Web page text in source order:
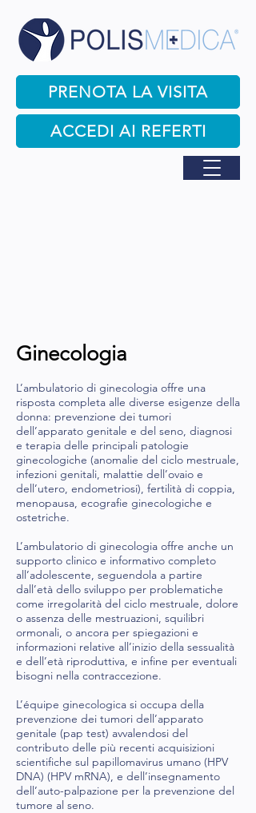
PRENOTA LA VISITA
ACCEDI AI REFERTI
Ginecologia
L’ambulatorio di ginecologia offre una
risposta completa alle diverse esigenze della
donna: prevenzione dei tumori
dell’apparato genitale e del seno, diagnosi
e terapia delle principali patologie
ginecologiche (anomalie del ciclo mestruale,
infezioni genitali, malattie dell’ovaio e
dell’utero, endometriosi), fertilità di coppia,
menopausa, ecografie ginecologiche e
ostetriche.
​L’ambulatorio di ginecologia offre anche un
supporto clinico e informativo completo
all’adolescente, seguendola a partire
dall’età dello sviluppo per problematiche
come irregolarità del ciclo mestruale, dolore
o assenza delle mestruazioni, squilibri
ormonali, o ancora per spiegazioni e
informazioni relative all’inizio della sessualità
e dell’età riproduttiva, e infine per eventuali
bisogni nella contraccezione.
L’équipe ginecologica si occupa della
prevenzione dei tumori dell’apparato
genitale (pap test) avvalendosi del
contributo delle più recenti acquisizioni
scientifiche sul papillomavirus umano (HPV
DNA) (HPV mRNA), e dell’insegnamento
dell’auto-palpazione per la prevenzione del
tumore al seno.